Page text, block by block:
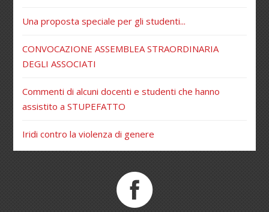
Una proposta speciale per gli studenti...
CONVOCAZIONE ASSEMBLEA STRAORDINARIA
DEGLI ASSOCIATI
Commenti di alcuni docenti e studenti che hanno
assistito a STUPEFATTO
Iridi contro la violenza di genere